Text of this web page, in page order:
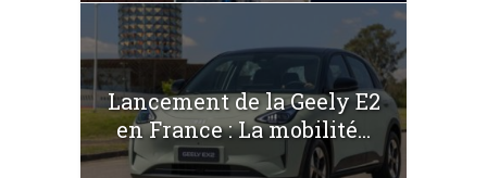
Lancement de la Geely E2
en France : La mobilité...